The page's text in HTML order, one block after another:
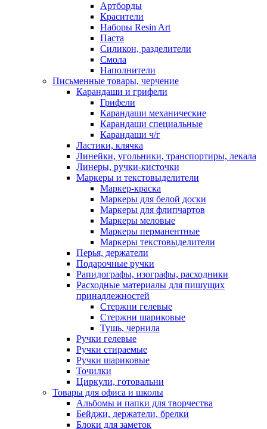
Артборды
Красители
Наборы Resin Art
Паста
Силикон, разделители
Смола
Наполнители
Письменные товары, черчение
Карандаши и грифели
Грифели
Карандаши механические
Карандаши специальные
Карандаши ч/г
Ластики, клячка
Линейки, угольники, транспортиры, лекала
Линеры, ручки-кисточки
Маркеры и текстовыделители
Маркер-краска
Маркеры для белой доски
Маркеры для флипчартов
Маркеры меловые
Маркеры перманентные
Маркеры текстовыделители
Перья, держатели
Подарочные ручки
Рапидографы, изографы, расходники
Расходные материалы для пишущих
принадлежностей
Стержни гелевые
Стержни шариковые
Тушь, чернила
Ручки гелевые
Ручки стираемые
Ручки шариковые
Точилки
Циркули, готовальни
Товары для офиса и школы
Альбомы и папки для творчества
Бейджи, держатели, брелки
Блоки для заметок